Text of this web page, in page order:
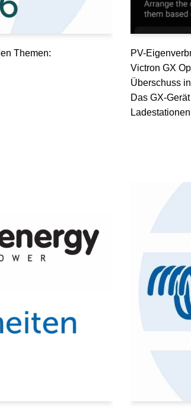
Themen:
PV-
Victron GX
Überschuss
Das GX-